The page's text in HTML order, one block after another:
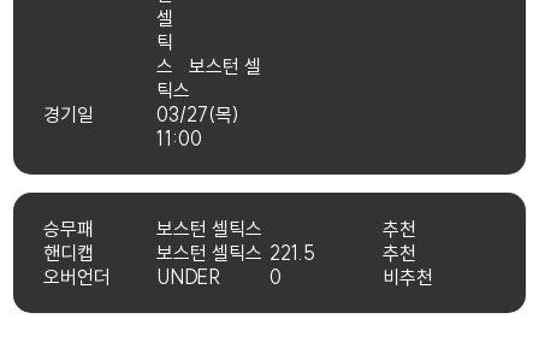
보스턴 셀
틱스
경기일
03/27(목)
11:00
승무패 보스턴 셀틱스
추천
핸디캡
보스턴 셀틱스 221.5
추천
오버언더
UNDER 0 비추천